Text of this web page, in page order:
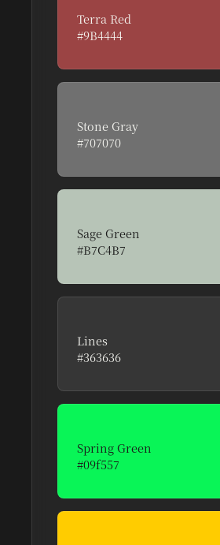
Terra Red
#9B4444
Stone Gray
#707070
Sage Green
#B7C4B7
Lines
#363636
Spring Green
#09f557